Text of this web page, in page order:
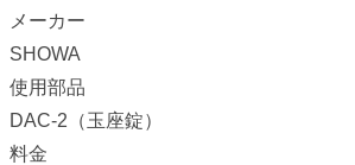
メーカー
SHOWA
使用部品
DAC-2（玉座錠）
料金